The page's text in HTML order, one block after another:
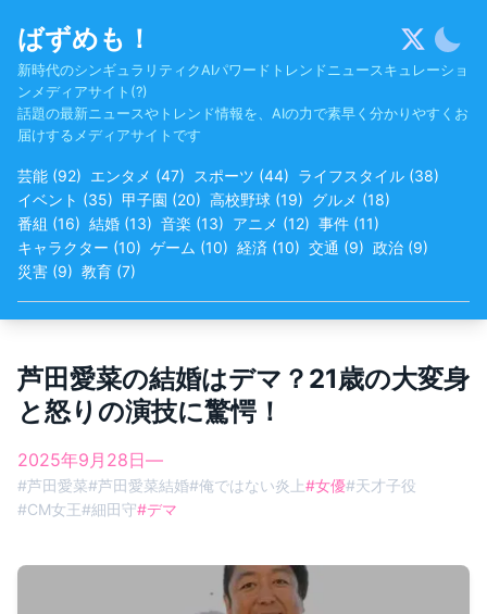
content
ばずめも！
新時代のシンギュラリティクAIパワードトレンドニュースキュレーショ
ンメディアサイト(?)
話題の最新ニュースやトレンド情報を、AIの力で素早く分かりやすくお
届けするメディアサイトです
芸能 (92) エンタメ (47) スポーツ (44) ライフスタイル (38)
イベント (35) 甲子園 (20) 高校野球 (19) グルメ (18)
番組 (16) 結婚 (13) 音楽 (13) アニメ (12) 事件 (11)
キャラクター (10) ゲーム (10) 経済 (10) 交通 (9) 政治 (9)
災害 (9) 教育 (7)
芦田愛菜の結婚はデマ？21歳の大変身
と怒りの演技に驚愕！
2025年9月28日—
#芦田愛菜#芦田愛菜結婚#俺ではない炎上#女優#天才子役
#CM女王#細田守#デマ